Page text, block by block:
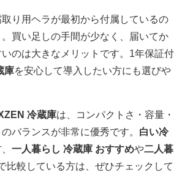
り用ヘラが最初から付属しているの
買い足しの手間が少なく、届いてか
のは大きなメリットです。1年保証付
庫を安心して導入したい方にも選びや
冷蔵庫は、コンパクトさ・容量・
バランスが非常に優秀です。 白い冷
一人暮らし 冷蔵庫 おすすめや二人暮
比較している方は、ぜひチェックして